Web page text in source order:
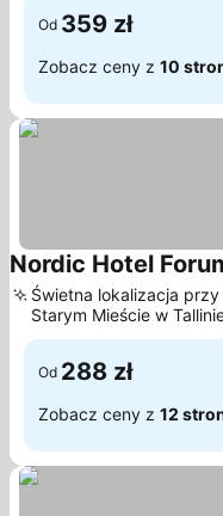
Od 359 zł
Zobacz ceny z 10
Nordic Hotel
Świetna lokalizacja przy
Starym Mieście w
Od 288 zł
Zobacz ceny z 12